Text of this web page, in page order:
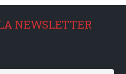
NEWSLETTER